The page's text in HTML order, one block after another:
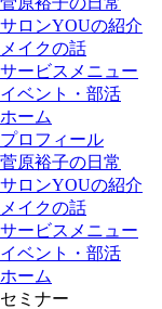
サロンYOUの紹介
メイクの話
サービスメニュー
イベント・部活
ホーム
プロフィール
菅原裕子の日常
サロンYOUの紹介
メイクの話
サービスメニュー
イベント・部活
ホーム
セミナー